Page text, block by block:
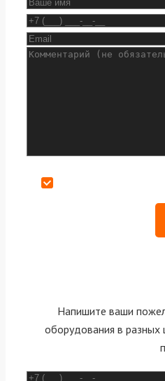
Напишите ваши
оборудования в разных